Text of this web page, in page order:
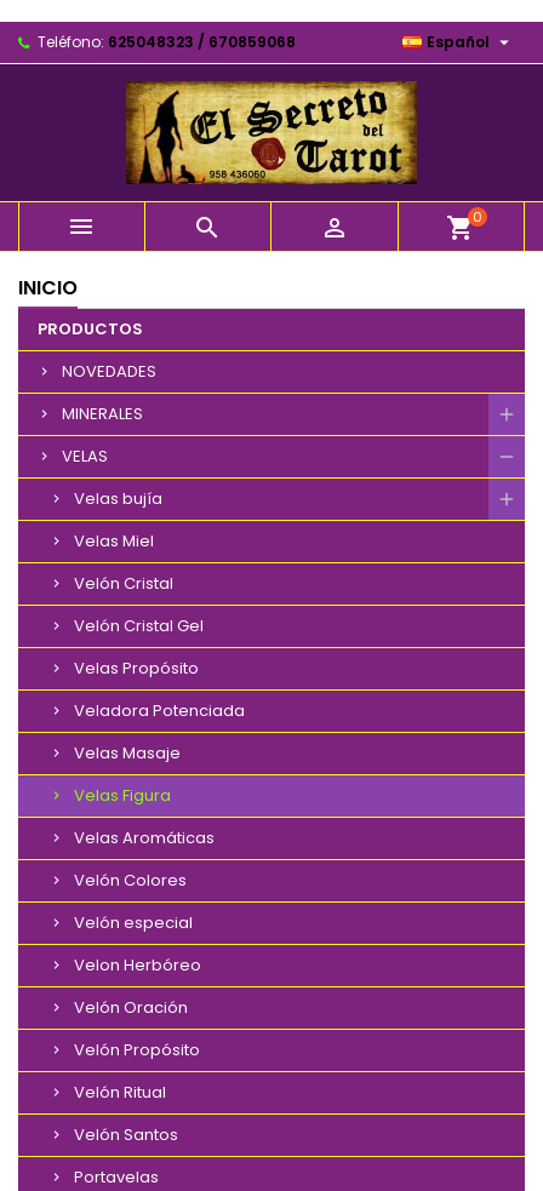
Teléfono: 625048323 / 670859068 Español 
   shopping_cart0
INICIO
PRODUCTOS
NOVEDADES
MINERALES
VELAS
Velas bujía
Velas Miel
Velón Cristal
Velón Cristal Gel
Velas Propósito
Veladora Potenciada
Velas Masaje
Velas Figura
Velas Aromáticas
Velón Colores
Velón especial
Velon Herbóreo
Velón Oración
Velón Propósito
Velón Ritual
Velón Santos
Portavelas